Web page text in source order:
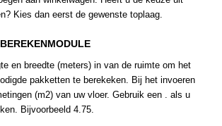
Kies dan eerst de gewenste toplaag.
en breedte (meters) in van de ruimte om het
pakketten te berekeken. Bij het invoeren
(m2) van uw vloer. Gebruik een . als u
Bijvoorbeeld 4.75.